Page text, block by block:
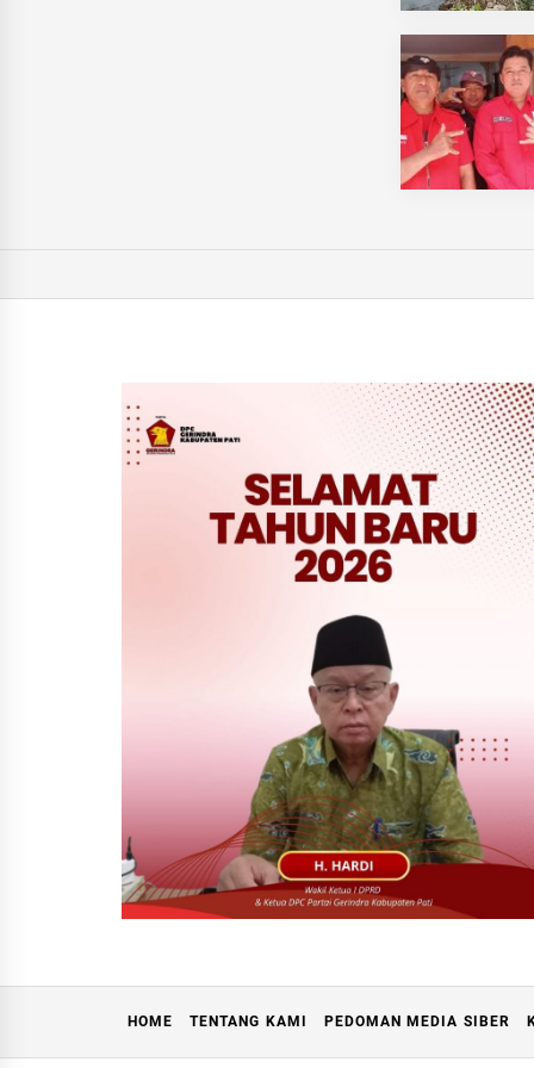
HOME TENTANG KAMI PEDOMAN MEDIA SIBER